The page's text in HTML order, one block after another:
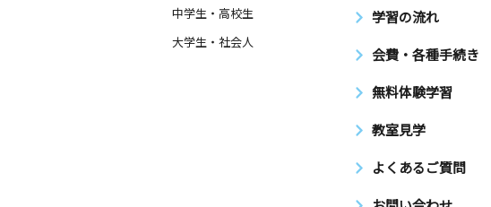
中学生・高校生
大学生・社会人
学習の流れ
会費・各種手続き
無料体験学習
教室見学
よくあるご質問